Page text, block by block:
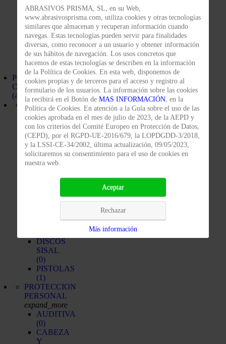
FINESSE-
IT(0)
DISCOS
(0)
HOJAS
(0)
ROLLOS
(0)
POLEAS DE
CONTACTO
(4)
PRODUCTOS
PULIMENTACIÓN
expand_more
DISCOS
ALGODÓN
(0)
DISCOS
DISCOS
VENTILADO
DISCOS
SISAL
(0)
PISTOLAS
(1)
PROTECCION
PERSONAL
expand_more
AUDITIVA
(0)
CABEZA
Y
ABRASIVOS PRISMA, SL, en su Web,
www.abrasivosprisma.com, utiliza cookies y otras tecnologías
similares que almacenan y recuperan información cuando
navegas. Estas tecnologías pueden servir para finalidades
diversas, como reconocer a un usuario y obtener información
de sus hábitos de navegación. Los usos concretos que
hacemos de estas tecnologías se describen en la información
de la Política de Cookies. En esta web, disponemos de
cookies propias y de terceros para el acceso y registro al
formulario de los usuarios. La información sobre las cookies
la recibirá en el Botón de MAS INFORMACIÓN, en la
Política de Cookies. En atención a la Guía sobre el uso de las
cookies aprobada en el mes de julio de 2023, de la AEPD y
con los criterios del Comité Europeo en Protección de Datos,
(CEPD), por el RGPD-UE-2016/679, la LOPDGDD-3/2018,
y la LSSI-CE-34/2002, última actualización, 09/05/2023,
solicitaremos su consentimiento para el uso de cookies en
nuestra web.
Aceptar
Rechazar
Más información